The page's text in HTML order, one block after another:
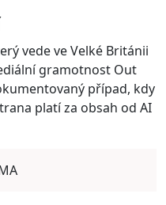
vede ve Velké Británii
gramotnost Out
případ, kdy
platí za obsah od AI